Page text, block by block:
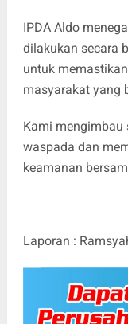
IPDA Aldo
dilakukan secara
untuk
masyarakat yang
Kami mengimbau
waspada dan
keamanan
Laporan :